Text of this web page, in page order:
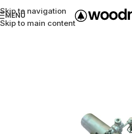
Skip to navigation
Skip to main content
MENÜ